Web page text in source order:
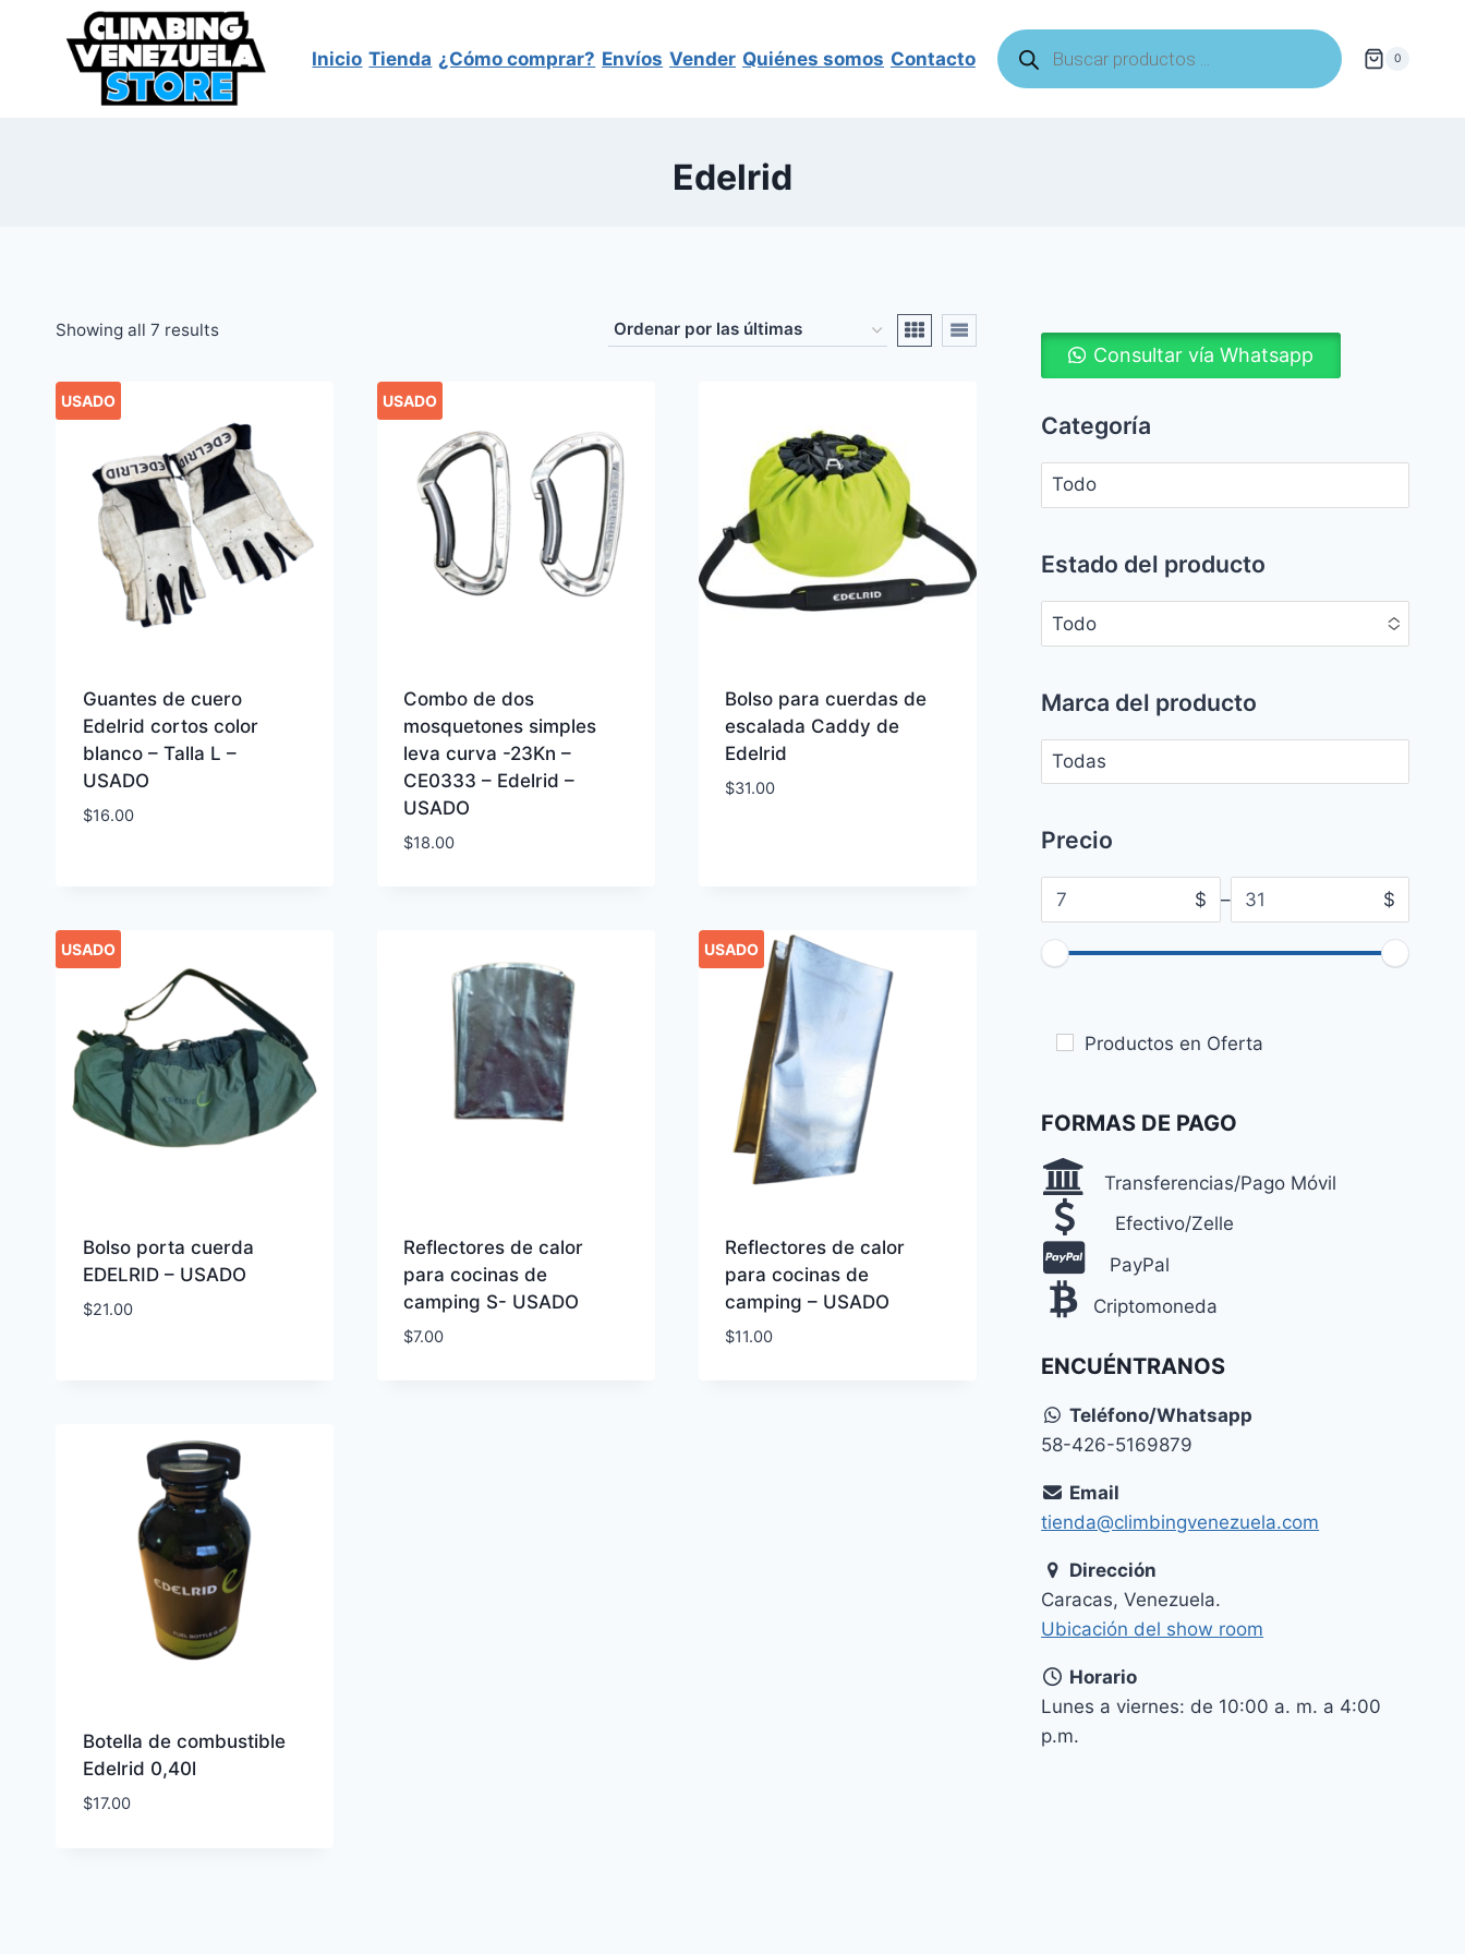
contenido
Inicio Tienda ¿Cómo comprar? Envíos Vender Quiénes somos Contacto
Búsqueda
de
productos
0
Edelrid
Showing all 7 resultsSorted
USADO
Guantes de cuero
Edelrid cortos color
blanco – Talla L –
USADO
$16.00
USADO
Combo de dos
mosquetones simples
leva curva -23Kn –
CE0333 – Edelrid –
USADO
$18.00
Bolso para cuerdas de
escalada Caddy de
Edelrid
$31.00
USADO
Bolso porta cuerda
EDELRID – USADO
$21.00
Reflectores de calor
para cocinas de
camping S- USADO
$7.00
USADO
Reflectores de calor
para cocinas de
camping – USADO
$11.00
Botella de combustible
Edelrid 0,40l
$17.00
Consultar vía Whatsapp
Categoría
Estado del producto
Todo
Marca del producto
Precio
$ – $
Productos en Oferta
FORMAS DE PAGO
Transferencias/Pago Móvil
Efectivo/Zelle
PayPal
Criptomoneda
ENCUÉNTRANOS
Teléfono/Whatsapp
58-426-5169879
Email
tienda@climbingvenezuela.com
Dirección
Caracas, Venezuela.
Ubicación del show room
Horario
Lunes a viernes: de 10:00 a. m. a 4:00
p.m.